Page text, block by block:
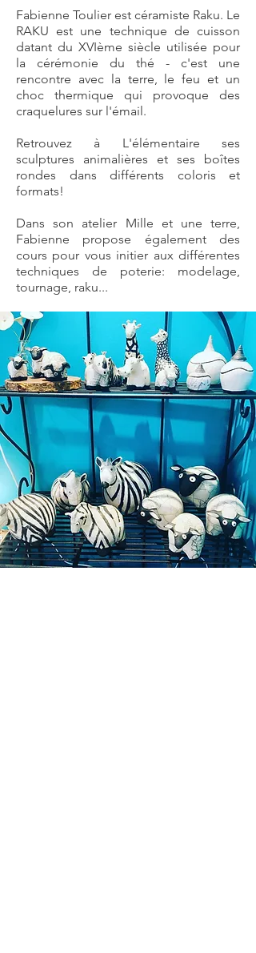
Fabienne Toulier est céramiste Raku. Le
RAKU est une technique de cuisson
datant du XVIème siècle utilisée pour
la cérémonie du thé - c'est une
rencontre avec la terre, le feu et un
choc thermique qui provoque des
craquelures sur l'émail.
Retrouvez à L'élémentaire ses
sculptures animalières et ses boîtes
rondes dans différents coloris et
formats!
Dans son atelier Mille et une terre,
Fabienne propose également des
cours pour vous initier aux différentes
techniques de poterie: modelage,
tournage, raku...